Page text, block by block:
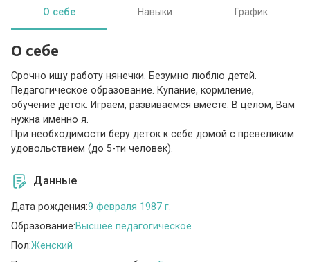
О себе Навыки График
О себе
Срочно ищу работу нянечки. Безумно люблю детей.
Педагогическое образование. Купание, кормление,
обучение деток. Играем, развиваемся вместе. В целом, Вам
нужна именно я.
При необходимости беру деток к себе домой с превеликим
удовольствием (до 5-ти человек).
Данные
Дата рождения:9 февраля 1987 г.
Образование:Высшее педагогическое
Пол:Женский